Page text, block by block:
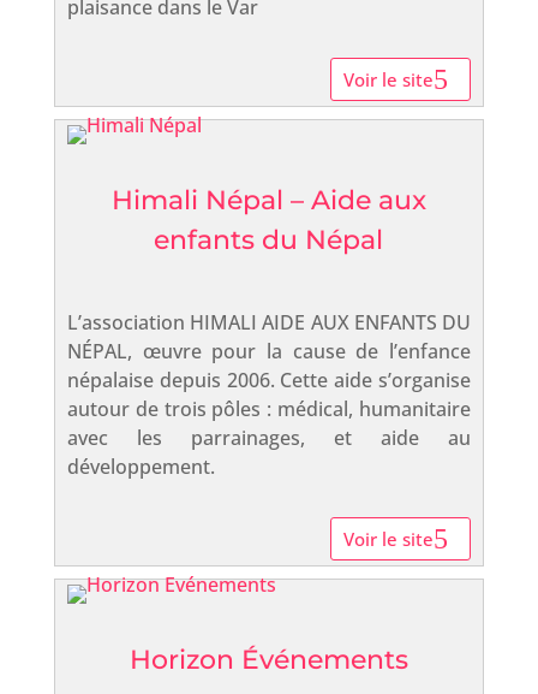
plaisance dans le Var
Voir le site
Himali Népal – Aide aux
enfants du Népal
L’association HIMALI AIDE AUX ENFANTS DU
NÉPAL, œuvre pour la cause de l’enfance
népalaise depuis 2006. Cette aide s’organise
autour de trois pôles : médical, humanitaire
avec les parrainages, et aide au
développement.
Voir le site
Horizon Événements